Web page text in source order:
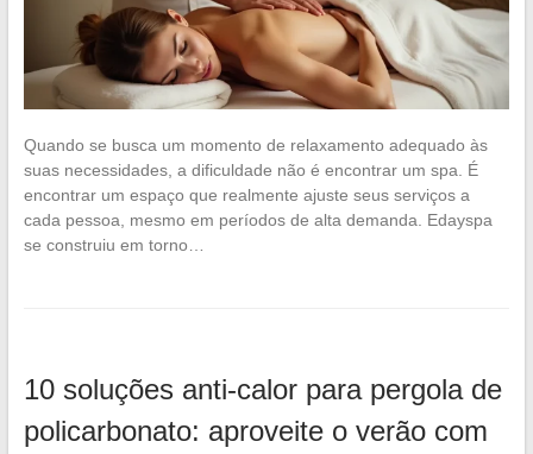
Quando se busca um momento de relaxamento adequado às
suas necessidades, a dificuldade não é encontrar um spa. É
encontrar um espaço que realmente ajuste seus serviços a
cada pessoa, mesmo em períodos de alta demanda. Edayspa
se construiu em torno…
10 soluções anti-calor para pergola de
policarbonato: aproveite o verão com